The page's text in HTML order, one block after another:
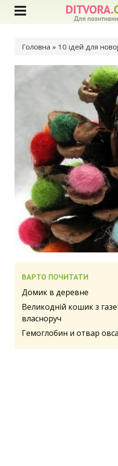
Ви є тут
Головна » 10 ідей для
ВАРТО ПОЧИТАТИ
Домик в деревне
Великодній кошик з
власноруч
Гемоглобин и отвар овса